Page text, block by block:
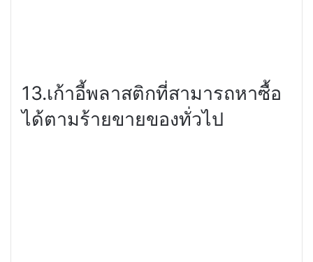
13.เก้าอี้พลาสติกที่สามารถหาซื้อ
ได้ตามร้ายขายของทั่วไป